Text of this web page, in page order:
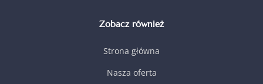
Zobacz również
Strona główna
Nasza oferta